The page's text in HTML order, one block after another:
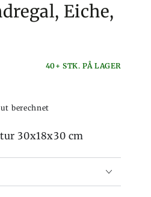
Eiche,
40+ STK. PÅ LAGER
berechnet
30x18x30 cm